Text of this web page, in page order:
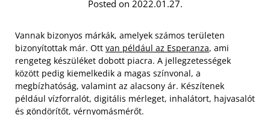
Posted on 2022.01.27.
Vannak bizonyos márkák, amelyek számos területen
bizonyítottak már. Ott van például az Esperanza, ami
rengeteg készüléket dobott piacra. A jellegzetességek
között pedig kiemelkedik a magas színvonal, a
megbízhatóság, valamint az alacsony ár. Készítenek
például vízforralót, digitális mérleget, inhalátort, hajvasalót
és göndörítőt, vérnyomásmérőt.